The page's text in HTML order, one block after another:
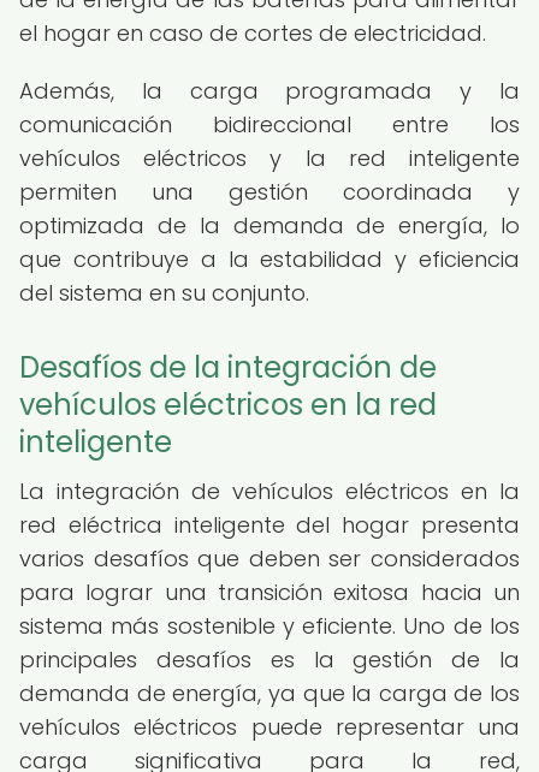
el hogar en caso de cortes de electricidad.
Además, la carga programada y la
comunicación bidireccional entre los
vehículos eléctricos y la red inteligente
permiten una gestión coordinada y
optimizada de la demanda de energía, lo
que contribuye a la estabilidad y eficiencia
del sistema en su conjunto.
Desafíos de la integración de
vehículos eléctricos en la red
inteligente
La integración de vehículos eléctricos en la
red eléctrica inteligente del hogar presenta
varios desafíos que deben ser considerados
para lograr una transición exitosa hacia un
sistema más sostenible y eficiente. Uno de los
principales desafíos es la gestión de la
demanda de energía, ya que la carga de los
vehículos eléctricos puede representar una
carga significativa para la red,